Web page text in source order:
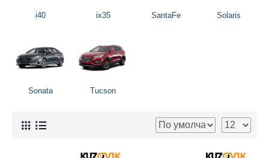
i40 ix35 SantaFe Solaris
Sonata Tucson